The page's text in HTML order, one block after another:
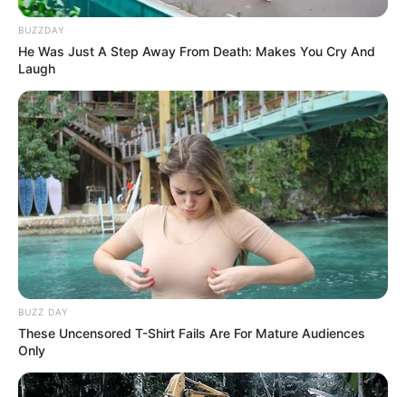
BUZZDAY
He Was Just A Step Away From Death: Makes You Cry And
Laugh
BUZZ DAY
These Uncensored T-Shirt Fails Are For Mature Audiences
Only